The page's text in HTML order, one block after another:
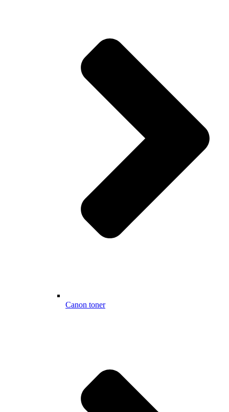
Canon toner